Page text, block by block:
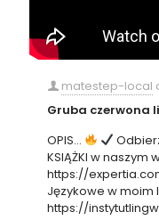
matestep-local
Gruba czerwona
OPIS…
KSIĄŻKI w naszym
https://
Językowe w moim
https://